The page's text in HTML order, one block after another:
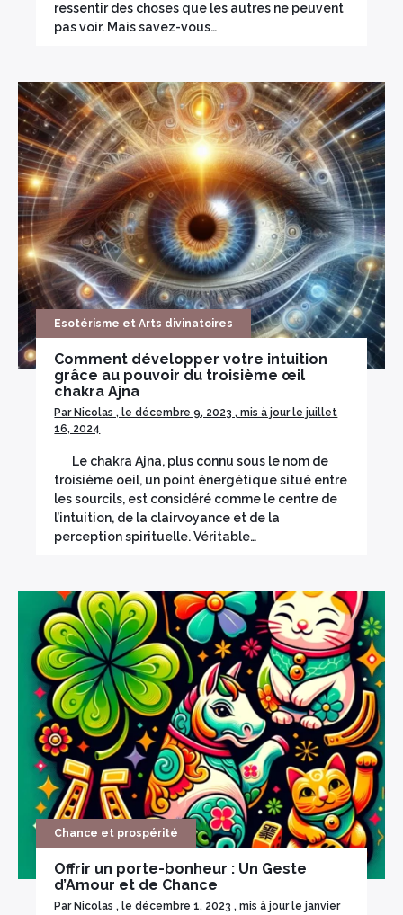
ressentir des choses que les autres ne peuvent
pas voir. Mais savez-vous…
Esotérisme et Arts divinatoires
Comment développer votre intuition
grâce au pouvoir du troisième œil
chakra Ajna
Par Nicolas , le décembre 9, 2023 , mis à jour le juillet
16, 2024
Le chakra Ajna, plus connu sous le nom de
troisième oeil, un point énergétique situé entre
les sourcils, est considéré comme le centre de
l’intuition, de la clairvoyance et de la
perception spirituelle. Véritable…
Chance et prospérité
Offrir un porte-bonheur : Un Geste
d’Amour et de Chance
Par Nicolas , le décembre 1, 2023 , mis à jour le janvier